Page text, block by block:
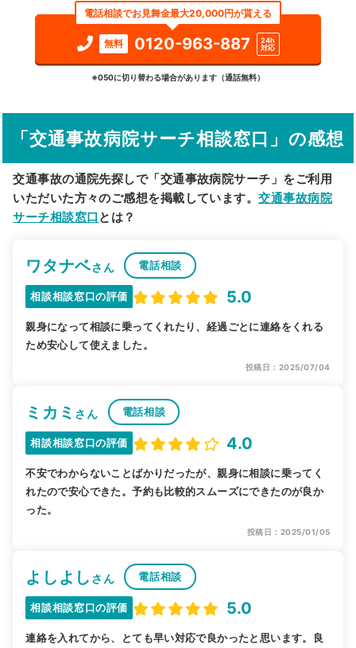
検索する
詳細条件で絞り込む
駅から探す 院名から探す
電話相談でお見舞金最大20,000円が貰える
無料 0120-963-887
24h
対応
※050に切り替わる場合があります（通話無料）
「交通事故病院サーチ相談窓口」の感想
交通事故の通院先探しで「交通事故病院サーチ」をご利用
いただいた方々のご感想を掲載しています。交通事故病院
サーチ相談窓口 とは？
ワタナベさん 電話相談
相談相談窓口の評価 5.0
親身になって相談に乗ってくれたり、経過ごとに連絡をくれる
ため安心して使えました。
投稿日：2025/07/04
ミカミ さん 電話相談
相談相談窓口の評価 4.0
不安でわからないことばかりだったが、親身に相談に乗ってく
れたので安心できた。予約も比較的スムーズにできたのが良か
った。
投稿日：2025/01/05
よしよし さん 電話相談
相談相談窓口の評価 5.0
連絡を入れてから、とても早い対応で良かったと思います。良